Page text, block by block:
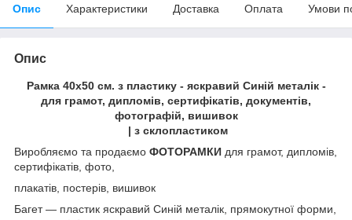
Опис Характеристики Доставка Оплата Умови
Опис
Рамка 40х50 см. з пластику - яскравий Синій металік -
для грамот, дипломів, сертифікатів, документів,
фотографій, вишивок
| з склопластиком
Виробляємо та продаємо ФОТОРАМКИ для грамот, дипломів,
сертифікатів, фото,
плакатів, постерів, вишивок
Багет ― пластик яскравий Синій металік, прямокутної форми,